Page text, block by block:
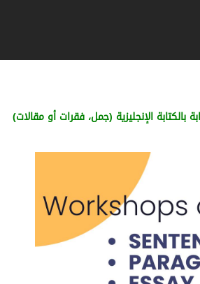
الإنجليزية (جمل، فقرات أو مقالات)